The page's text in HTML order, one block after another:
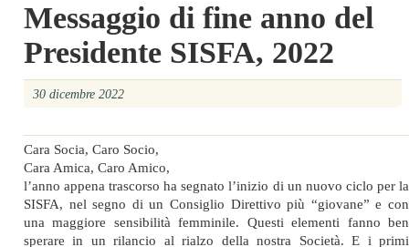
Messaggio di fine anno del
Presidente SISFA, 2022
30 dicembre 2022
Cara Socia, Caro Socio,
Cara Amica, Caro Amico,
l’anno appena trascorso ha segnato l’inizio di un nuovo ciclo per la
SISFA, nel segno di un Consiglio Direttivo più “giovane” e con
una maggiore sensibilità femminile. Questi elementi fanno ben
sperare in un rilancio al rialzo della nostra Società. E i primi